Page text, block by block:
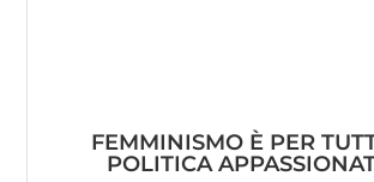
FEMMINISMO È PER
POLITICA